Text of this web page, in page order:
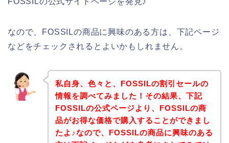
なので、FOSSILの商品に興味のある方は、下記ページ
などをチェックされるとよいかもしれません。
私自身、色々と、FOSSILの割引セールの
情報を調べてみました！その結果、下記
FOSSILの公式ページより、FOSSILの商
品がお得な価格で購入することができまし
たよ♪なので、FOSSILの商品に興味のある